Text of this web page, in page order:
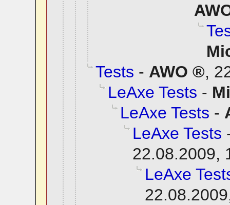
Tests - AWO ,
LeAxe Tests -
LeAxe Tests -
LeAxe Tests
22.08.2009,
LeAxe